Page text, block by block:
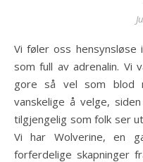
Vi føler oss hensynsløse i dag så vel som opprørt så vel
som full av adrenalin. Vi
gore så vel som blod
vanskelige å velge,
tilgjengelig som folk ser
Vi har Wolverine, en
forferdelige skapninger